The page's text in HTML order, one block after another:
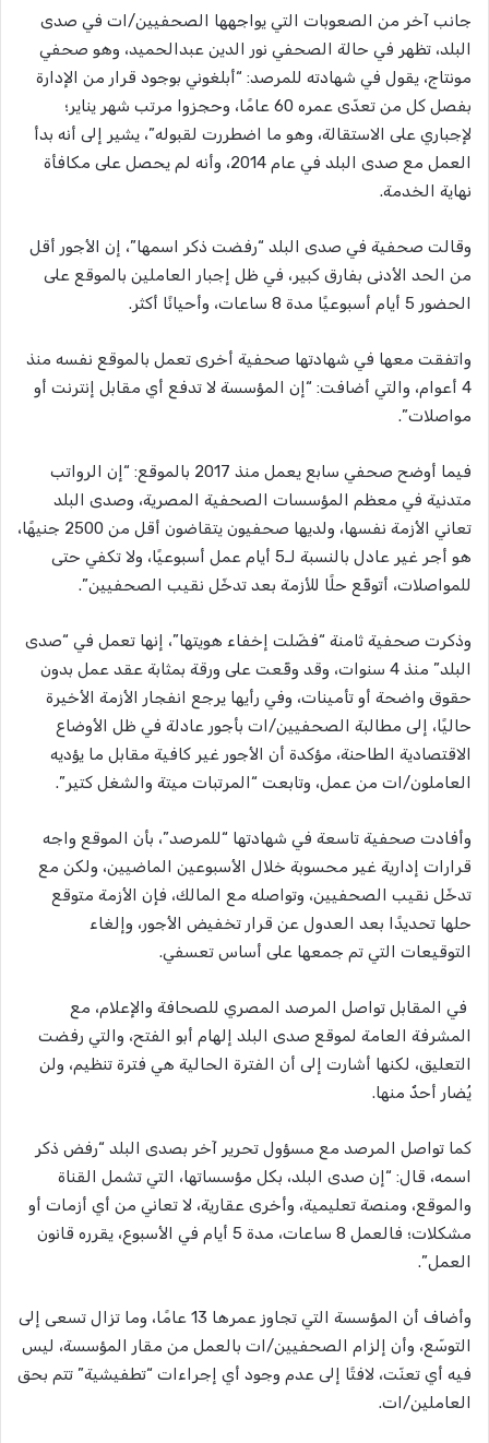
جانب آخر من الصعوبات التي يواجهها الصحفيين/ات في صدى
البلد، تظهر في حالة الصحفي نور الدين عبدالحميد، وهو صحفي
مونتاج، يقول في شهادته للمرصد: “أبلغوني بوجود قرار من الإدارة
بفصل كل من تعدّى عمره 60 عامًا، وحجزوا مرتب شهر يناير؛
لإجباري على الاستقالة، وهو ما اضطررت لقبوله”، يشير إلى أنه بدأ
العمل مع صدى البلد في عام 2014، وأنه لم يحصل على مكافأة
نهاية الخدمة.
وقالت صحفية في صدى البلد “رفضت ذكر اسمها”، إن الأجور أقل
من الحد الأدنى بفارق كبير، في ظل إجبار العاملين بالموقع على
الحضور 5 أيام أسبوعيًا مدة 8 ساعات، وأحيانًا أكثر.
واتفقت معها في شهادتها صحفية أخرى تعمل بالموقع نفسه منذ
4 أعوام، والتي أضافت: “إن المؤسسة لا تدفع أي مقابل إنترنت أو
مواصلات”.
فيما أوضح صحفي سابع يعمل منذ 2017 بالموقع: “إن الرواتب
متدنية في معظم المؤسسات الصحفية المصرية، وصدى البلد
تعاني الأزمة نفسها، ولديها صحفيون يتقاضون أقل من 2500 جنيهًا،
هو أجر غير عادل بالنسبة لـ5 أيام عمل أسبوعيًا، ولا تكفي حتى
للمواصلات، أتوقّع حلًا للأزمة بعد تدخّل نقيب الصحفيين”.
وذكرت صحفية ثامنة “فضّلت إخفاء هويتها”، إنها تعمل في “صدى
البلد” منذ 4 سنوات، وقد وقّعت على ورقة بمثابة عقد عمل بدون
حقوق واضحة أو تأمينات، وفي رأيها يرجع انفجار الأزمة الأخيرة
حاليًا، إلى مطالبة الصحفيين/ات بأجور عادلة في ظل الأوضاع
الاقتصادية الطاحنة، مؤكدة أن الأجور غير كافية مقابل ما يؤديه
العاملون/ات من عمل، وتابعت “المرتبات ميتة والشغل كتير”.
وأفادت صحفية تاسعة في شهادتها “للمرصد”، بأن الموقع واجه
قرارات إدارية غير محسوبة خلال الأسبوعين الماضيين، ولكن مع
تدخّل نقيب الصحفيين، وتواصله مع المالك، فإن الأزمة متوقع
حلها تحديدًا بعد العدول عن قرار تخفيض الأجور، وإلغاء
التوقيعات التي تم جمعها على أساس تعسفي.
في المقابل تواصل المرصد المصري للصحافة والإعلام، مع
المشرفة العامة لموقع صدى البلد إلهام أبو الفتح، والتي رفضت
التعليق، لكنها أشارت إلى أن الفترة الحالية هي فترة تنظيم، ولن
يُضار أحدٌ منها.
كما تواصل المرصد مع مسؤول تحرير آخر بصدى البلد “رفض ذكر
اسمه، قال: “إن صدى البلد، بكل مؤسساتها، التي تشمل القناة
والموقع، ومنصة تعليمية، وأخرى عقارية، لا تعاني من أي أزمات أو
مشكلات؛ فالعمل 8 ساعات، مدة 5 أيام في الأسبوع، يقرره قانون
العمل”.
وأضاف أن المؤسسة التي تجاوز عمرها 13 عامًا، وما تزال تسعى إلى
التوسّع، وأن إلزام الصحفيين/ات بالعمل من مقار المؤسسة، ليس
فيه أي تعنّت، لافتًا إلى عدم وجود أي إجراءات “تطفيشية” تتم بحق
العاملين/ات.